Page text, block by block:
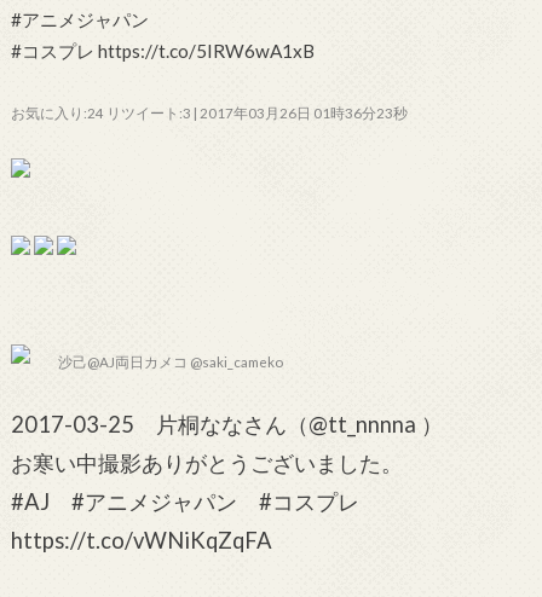
#アニメジャパン
#コスプレ https://t.co/5IRW6wA1xB
お気に入り:24 リツイート:3 | 2017年03月26日 01時36分23秒
沙己@AJ両日カメコ @saki_cameko
2017-03-25 片桐ななさん（@tt_nnnna ）
お寒い中撮影ありがとうございました。
#AJ #アニメジャパン #コスプレ
https://t.co/vWNiKqZqFA